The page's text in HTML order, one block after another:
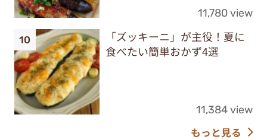
11,780 view
「ズッキーニ」が主役！夏に
食べたい簡単おかず4選
11,384 view
もっと見る